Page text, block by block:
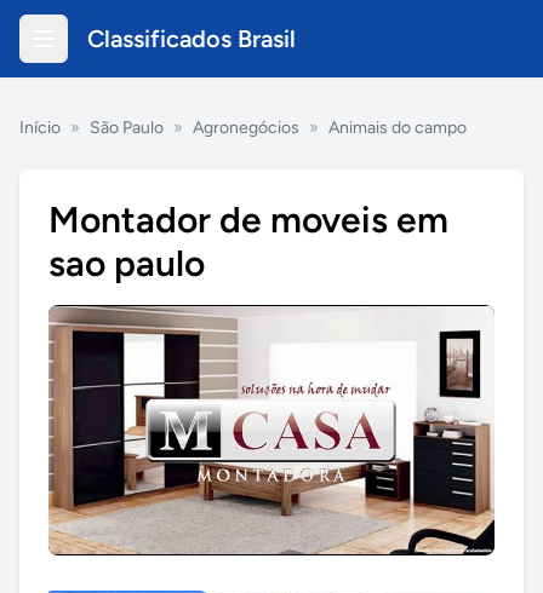
Classificados Brasil
Início » São Paulo » Agronegócios » Animais do campo
Montador de moveis em
sao paulo